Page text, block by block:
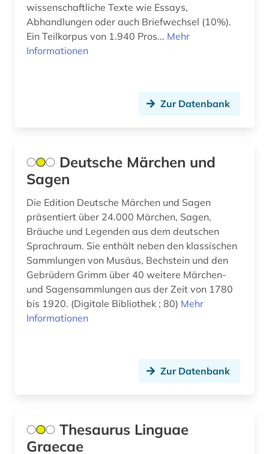
amman (1)
ammianus marcellinus (1)
amtliche veröffentlichung (1)
amtsblatt (11)
analyse (2)
analysen (2)
analysis (1)
analytische chemie (2)
anarchie (1)
angestellter (1)
wissenschaftliche Texte wie Essays,
Abhandlungen oder auch Briefwechsel (10%).
Ein Teilkorpus von 1.940 Pros... Mehr
Informationen
Zur Datenbank
Deutsche Märchen und
Sagen
Die Edition Deutsche Märchen und Sagen
präsentiert über 24.000 Märchen, Sagen,
Bräuche und Legenden aus dem deutschen
Sprachraum. Sie enthält neben den klassischen
Sammlungen von Musäus, Bechstein und den
Gebrüdern Grimm über 40 weitere Märchen-
und Sagensammlungen aus der Zeit von 1780
bis 1920. (Digitale Bibliothek ; 80) Mehr
Informationen
Zur Datenbank
Thesaurus Linguae
Graecae